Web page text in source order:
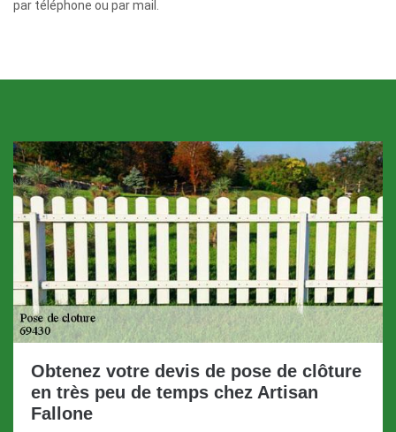
par téléphone ou par mail.
Obtenez votre devis de pose de clôture
en très peu de temps chez Artisan
Fallone